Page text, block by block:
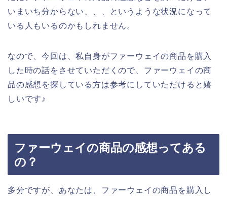
いまいち分からない、、、というような状況になって
いる人もいるのかもしれません。
なので、今回は、私自身がファーウェイの商品を購入
した時の話をさせていただくので、ファーウェイの商
品の感想を探している方は参考にしていただけると嬉
しいです♪
ファーウェイの商品の感想ってある
の？
多分ですが、あなたは、ファーウェイの商品を購入し